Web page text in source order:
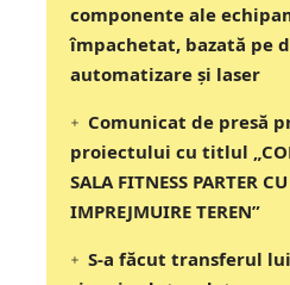
componente ale
împachetat, bazată pe
automatizare și laser
Comunicat de presă
proiectului cu titlul
SALA FITNESS PARTER
IMPREJMUIRE TEREN”
S-a făcut transferul lui